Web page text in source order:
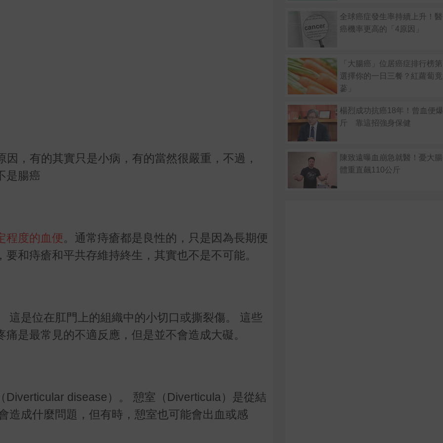
因，有的其實只是小病，有的當然很嚴重，不過，
是腸癌
程度的血便。通常痔瘡都是良性的，只是因為長期便
和痔瘡和平共存維持終生，其實也不是不可能。
這是位在肛門上的組織中的小切口或撕裂傷。
這些
是最常見的不適反應，但是並不會造成大礙。
Diverticular disease）。 憩室（ Diverticula）是從結
造成什麼問題，但有時，憩室也可能會出血或感
全球癌症發生率持續上升！
癌機率更高的「4原因」
「大腸癌」位居癌症排行榜
選擇你的一日三餐？紅蘿蔔
蔘」
楊烈成功抗癌18年！曾血便
斤 靠這招強身保健
陳致遠曝血崩急就醫！憂大
體重直飆110公斤